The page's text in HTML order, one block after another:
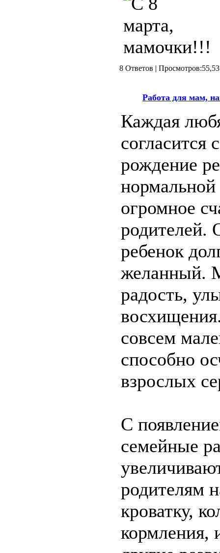
8 Ответов |
Работа для мам,
Каждая
согласится
рождение
нормальной
огромное
родителей.
ребенок
желанный.
радость,
совсем
способно
взрослых
С
семейные
родителям
кроватку,
кормления,